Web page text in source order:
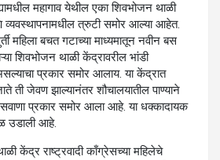
महागाव येथील एका शिवभोजन थाळी
त्रुटी समोर आल्या आहेत.
महिला बचत गटाच्या माध्यमातून नवीन बस
शिवभोजन थाळी केंद्रावरील भांडी
प्रकार समोर आलाय. या केंद्रात
ती जेवण झाल्यानंतर शौचालयातील पाण्याने
प्रकार समोर आला आहे. या धक्कादायक
उडाली आहे.
केंद्र राष्ट्रवादी काँग्रेसच्या महिलेचे